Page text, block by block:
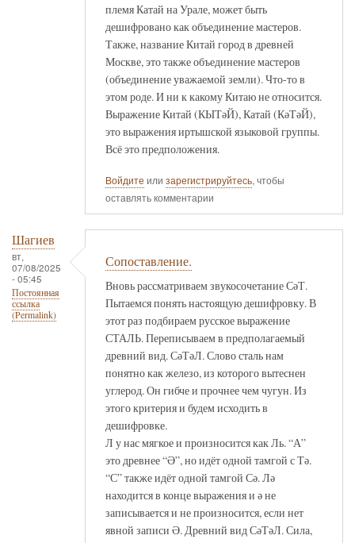
племя Катай на Урале, может быть
дешифровано как объединение мастеров.
Также, название Китай город в древней
Москве, это также объединение мастеров
(объединение уважаемой земли). Что-то в
этом роде. И ни к какому Китаю не относится.
Выражение Китай (КЫТәЙ), Катай (КәТәЙ),
это выражения иртышской языковой группы.
Всё это предположения.
Войдите или зарегистрируйтесь, чтобы
оставлять комментарии
Шагиев
вт,
07/08/2025
- 05:45
Постоянная
ссылка
(Permalink)
Сопоставление.
Вновь рассматриваем звукосочетание СәТ.
Пытаемся понять настоящую дешифровку. В
этот раз подбираем русское выражение
СТАЛЬ. Переписываем в предполагаемый
древний вид. СәТәЛ. Слово сталь нам
понятно как железо, из которого вытеснен
углерод. Он гибче и прочнее чем чугун. Из
этого критерия и будем исходить в
дешифровке.
Л у нас мягкое и произносится как Ль. “А”
это древнее “Ә”, но идёт одной тамгой с Тә.
“С” также идёт одной тамгой Сә. Лә
находится в конце выражения и ә не
записывается и не произносится, если нет
явной записи Ә. Древний вид СәТәЛ. Сила,